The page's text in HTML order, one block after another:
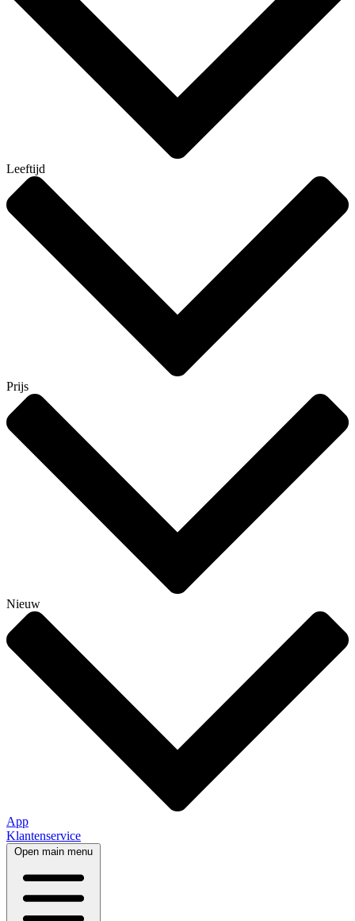
Leeftijd
Prijs
Nieuw
App
Klantenservice
Open main menu